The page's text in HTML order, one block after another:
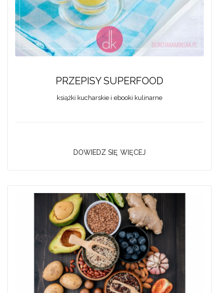
PRZEPISY SUPERFOOD
książki kucharskie i ebooki kulinarne
DOWIEDZ SIĘ WIĘCEJ